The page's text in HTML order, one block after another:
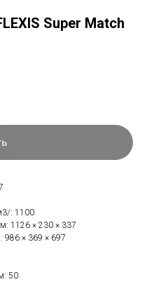
Super Match
: 1100
1126 × 230 × 337
986 × 369 × 697
50